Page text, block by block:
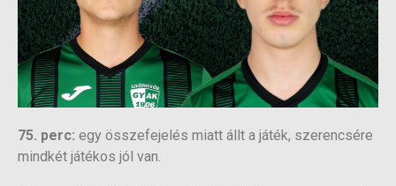
75. perc: egy összefejelés miatt állt a játék, szerencsére
mindkét játékos jól van.